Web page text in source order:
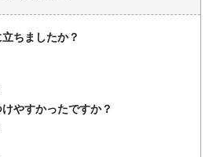
ちましたか？
やすかったですか？